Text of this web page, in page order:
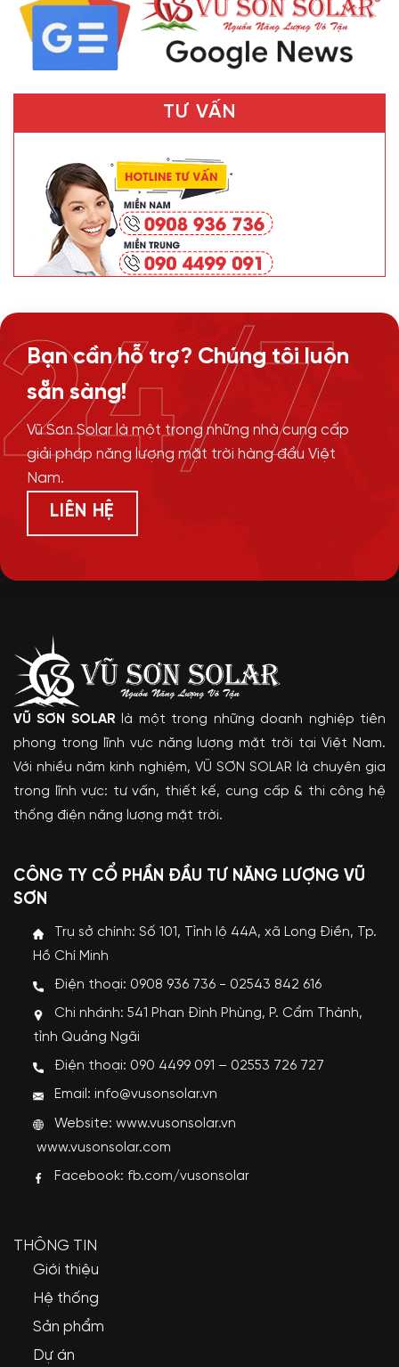
TƯ VẤN
Bạn cần hỗ trợ? Chúng tôi luôn
sẵn sàng!
Vũ Sơn Solar là một trong những nhà cung cấp
giải pháp năng lượng mặt trời hàng đầu Việt
Nam.
LIÊN HỆ
24/7
VŨ SƠN SOLAR là một trong những doanh nghiệp tiên
phong trong lĩnh vực năng lượng mặt trời tại Việt Nam.
Với nhiều năm kinh nghiệm, VŨ SƠN SOLAR là chuyên gia
trong lĩnh vực: tư vấn, thiết kế, cung cấp & thi công hệ
thống điện năng lượng mặt trời.
CÔNG TY CỔ PHẦN ĐẦU TƯ NĂNG LƯỢNG VŨ
SƠN
Trụ sở chính: Số 101, Tỉnh lộ 44A, xã Long Điền, Tp.
Hồ Chí Minh
Điện thoại: 0908 936 736 - 02543 842 616
Chi nhánh: 541 Phan Đình Phùng, P. Cẩm Thành,
tỉnh Quảng Ngãi
Điện thoại: 090 4499 091 – 02553 726 727
Email: info@vusonsolar.vn
Website:www.vusonsolar.vn
www.vusonsolar.com
Facebook: fb.com/vusonsolar
THÔNG TIN
Giới thiệu
Hệ thống
Sản phẩm
Dự án